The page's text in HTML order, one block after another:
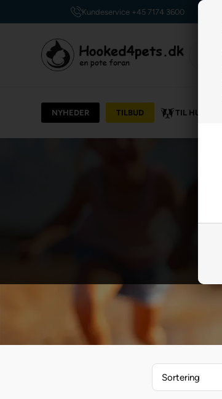
Billig fragt, kun 39 kr.
NYHEDER TILBUD TIL HUND
Sortering